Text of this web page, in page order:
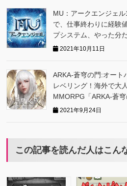
MU：アークエンジェ
で、仕事終わりに経験
プシステム、やった分
2021年10月11日
ARKA‐蒼穹の門:オー
レベリング！海外で大
MMORPG「ARKA‐蒼
2021年9月24日
この記事を読んだ人はこん